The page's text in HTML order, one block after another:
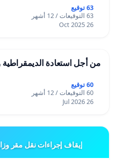
63 توقيع
63 التوقيعات / 12 أشهر
26 Oct 2025
من أجل استعادة الديمقراطية
60 توقيع
60 التوقيعات / 12 أشهر
26 Jul 2026
إيقاف إجراءات نقل مقر